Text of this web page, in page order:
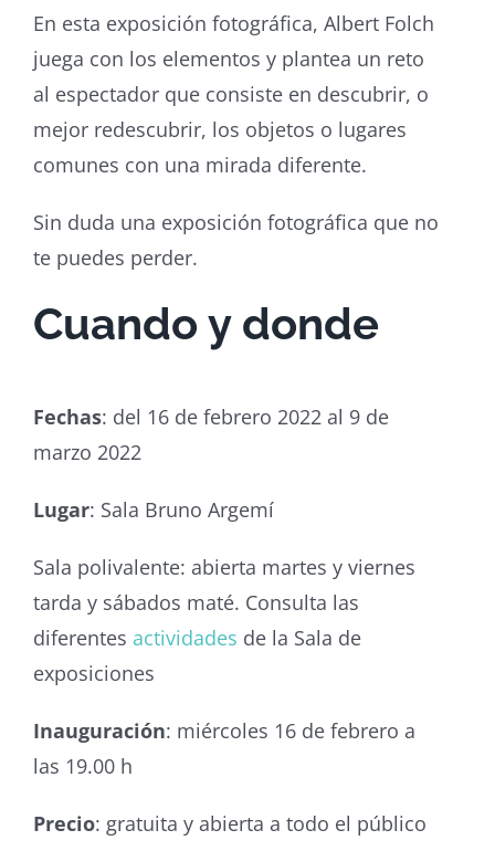
En esta exposición fotográfica, Albert Folch
juega con los elementos y plantea un reto
al espectador que consiste en descubrir, o
mejor redescubrir, los objetos o lugares
comunes con una mirada diferente.
Sin duda una exposición fotográfica que no
te puedes perder.
Cuando y donde
Fechas: del 16 de febrero 2022 al 9 de
marzo 2022
Lugar: Sala Bruno Argemí
Sala polivalente: abierta martes y viernes
tarda y sábados maté. Consulta las
diferentes actividades de la Sala de
exposiciones
Inauguración: miércoles 16 de febrero a
las 19.00 h
Precio: gratuita y abierta a todo el público